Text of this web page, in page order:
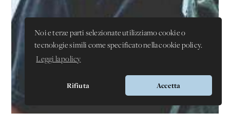
Noi e terze parti selezionate utilizziamo cookie o
tecnologie simili come specificato nella cookie policy.
Leggi la policy
Rifiuta Accetta